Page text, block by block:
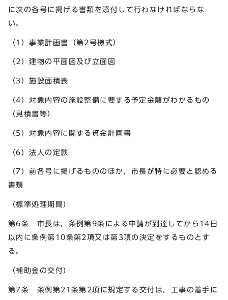
に次の各号に掲げる書類を添付して行わなければならな
い。
（1）事業計画書（第2号様式）
（2）建物の平面図及び立面図
（3）施設面積表
（4）対象内容の施設整備に要する予定金額がわかるもの
（見積書等）
（5）対象内容に関する資金計画書
（6）法人の定款
（7）前各号に掲げるもののほか，市長が特に必要と認める
書類
（標準処理期間）
第6条 市長は，条例第9条による申請が到達してから14日
以内に条例第10条第2項又は第3項の決定をするものとす
る。
（補助金の交付）
第7条 条例第21条第2項に規定する交付は，工事の着手に